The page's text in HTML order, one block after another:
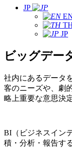
JP
JP
ビッグデー
社内にあるデータ
客のニーズや、劇
略上重要な意思決
BI（ビジネスイン
積・分析・報告す